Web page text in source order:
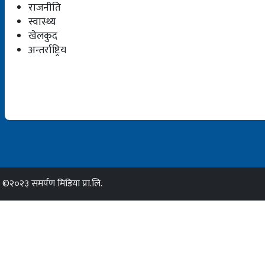
राजनीति
स्वास्थ्य
खेलकुद
अन्तर्राष्ट्रिय
©२०२३ समर्पण मिडिया प्रा.लि.